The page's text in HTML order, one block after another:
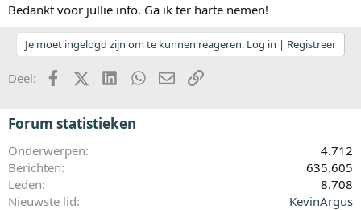
Bedankt voor jullie info. Ga ik ter harte nemen!
Je moet ingelogd zijn om te kunnen reageren. Log in | Registreer
Deel: FacebookX (Twitter)LinkedInWhatsApp
E-mailkoppeling
Forum statistieken
Onderwerpen
4.712
Berichten
635.605
Leden
8.708
Nieuwste lid
KevinArgus